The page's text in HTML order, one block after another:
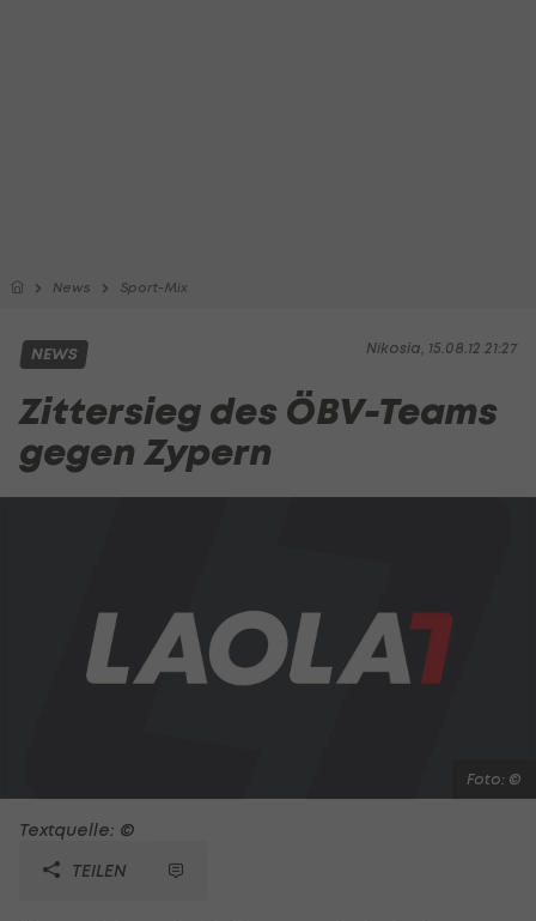
News Sport-Mix
Nikosia, 15.08.12 21:27
NEWS
Zittersieg des ÖBV-Teams
gegen Zypern
Foto: ©
Textquelle: ©
TEILEN